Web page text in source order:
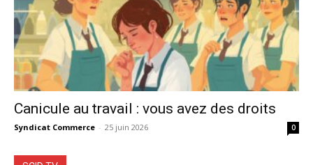
Canicule au travail : vous avez des droits
Syndicat Commerce - 25 juin 2026 0